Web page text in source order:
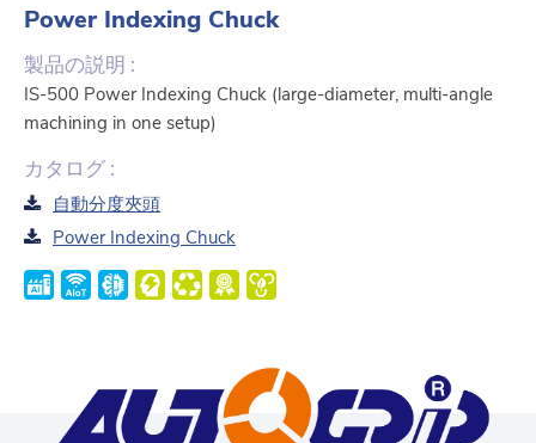
Power Indexing Chuck
製品の説明 :
IS-500 Power Indexing Chuck (large-diameter, multi-angle
machining in one setup)
カタログ :
自動分度夾頭
Power Indexing Chuck